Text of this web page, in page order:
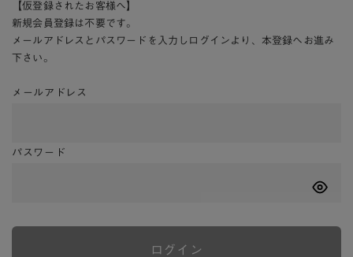
【仮登録されたお客様へ】
新規会員登録は不要です。
メールアドレスとパスワードを入力しログインより、本登録へお進み
下さい。
メールアドレス
パスワード
ログイン